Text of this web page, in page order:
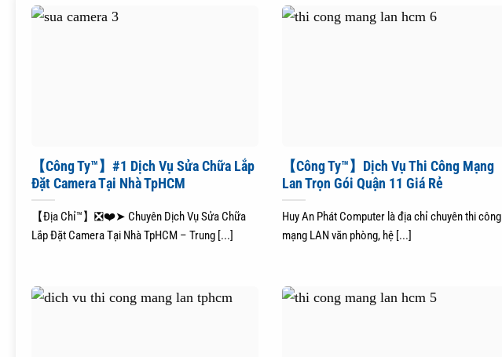
【Công Ty™】#1 Dịch Vụ Sửa Chữa Lắp
Đặt Camera Tại Nhà TpHCM
【Địa Chỉ™】❎❤️➤ Chuyên Dịch Vụ Sửa Chữa
Lắp Đặt Camera Tại Nhà TpHCM – Trung [...]
【Công Ty™】Dịch Vụ Thi Công Mạng
Lan Trọn Gói Quận 11 Giá Rẻ
Huy An Phát Computer là địa chỉ chuyên thi công
mạng LAN văn phòng, hệ [...]